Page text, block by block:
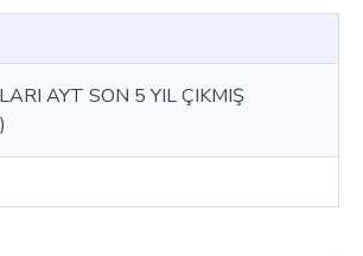
AYT SON 5 YIL ÇIKMIŞ